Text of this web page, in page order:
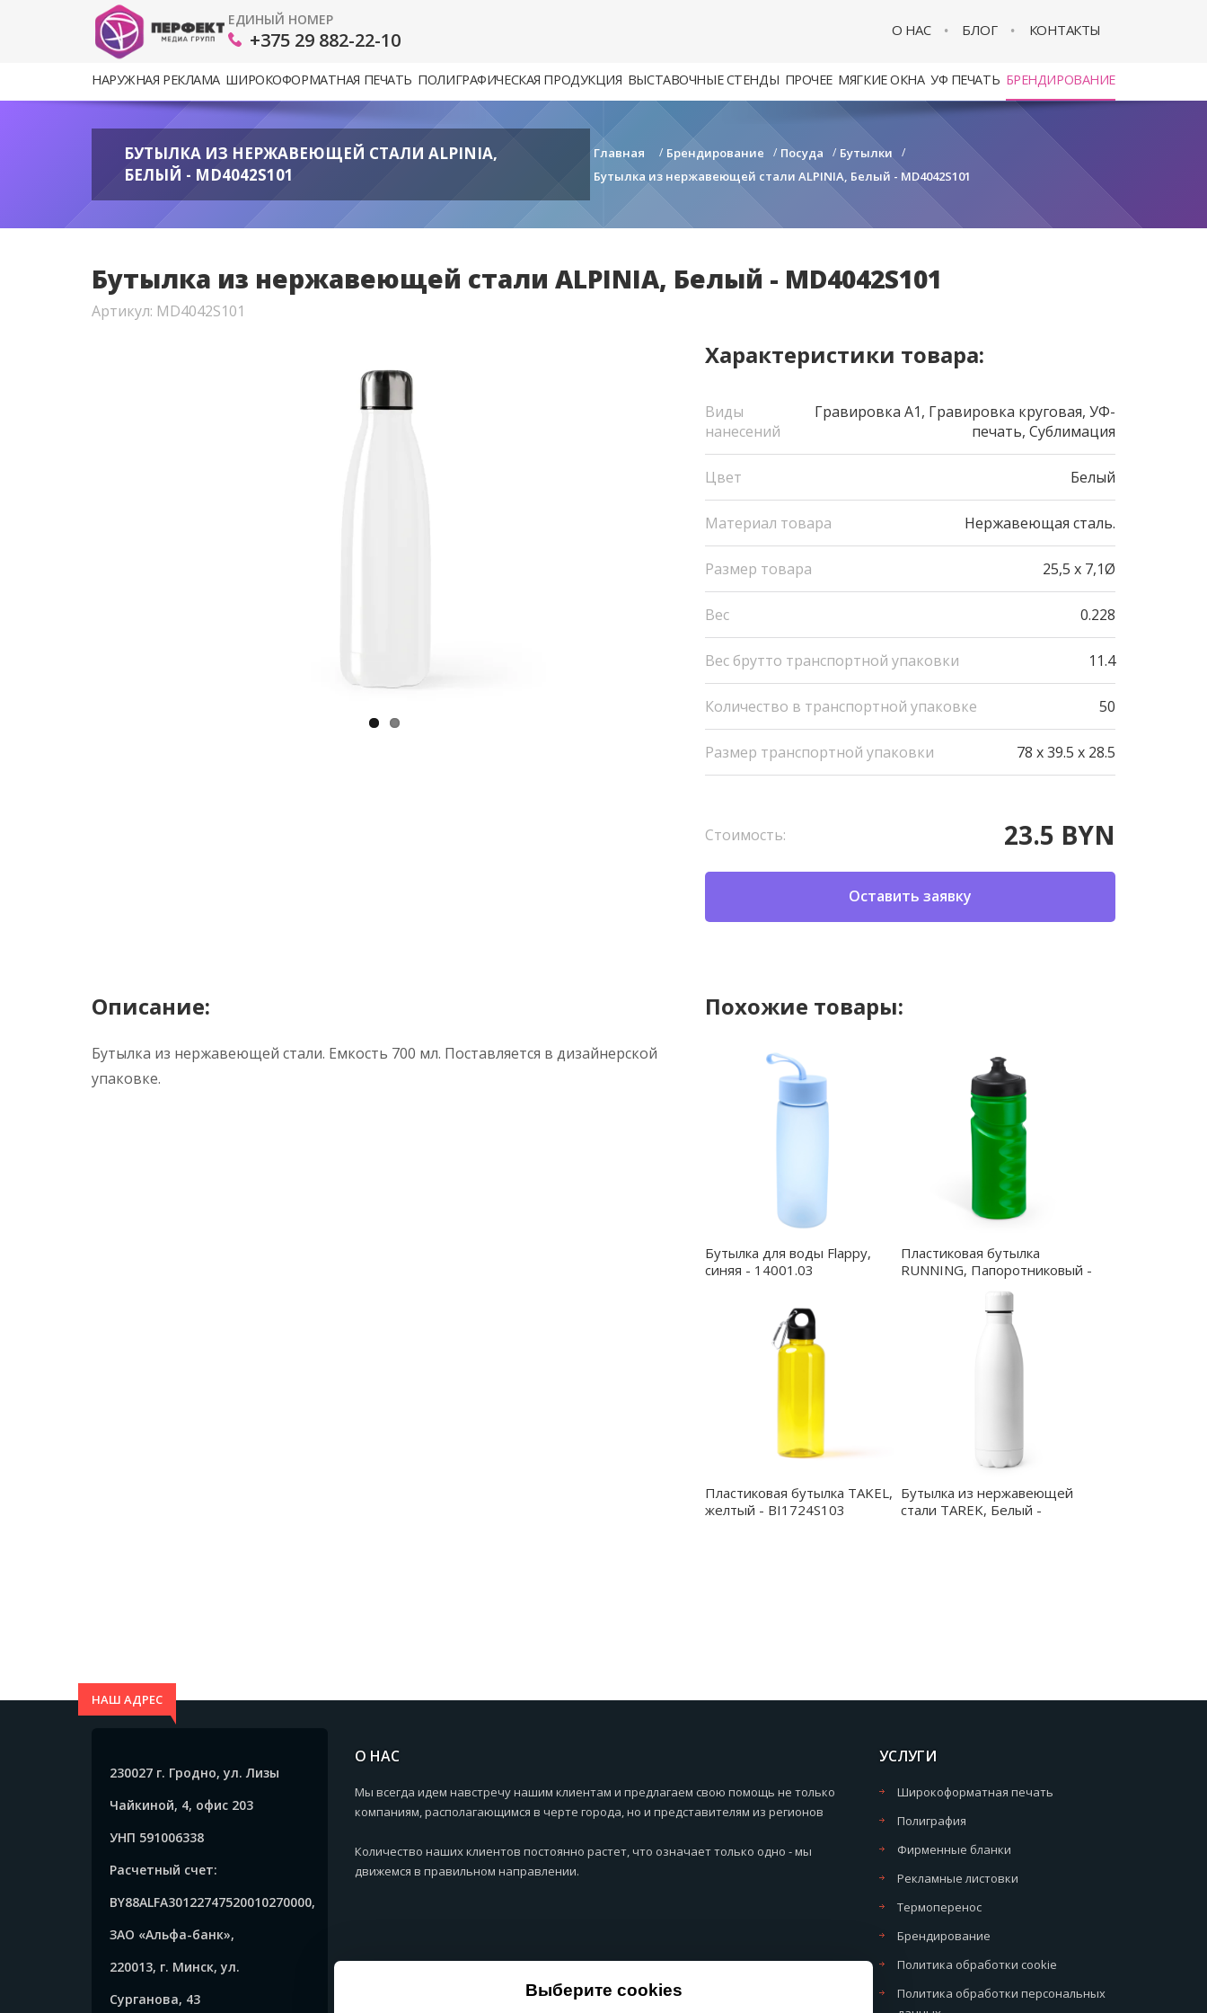
ЕДИНЫЙ НОМЕР
+375 29 882-22-10 О НАС БЛОГ КОНТАКТЫ
Выберите cookies
НАРУЖНАЯ РЕКЛАМА ШИРОКОФОРМАТНАЯ ПЕЧАТЬ ПОЛИГРАФИЧЕСКАЯ ПРОДУКЦИЯ ВЫСТАВОЧНЫЕ СТЕНДЫ ПРОЧЕЕ МЯГКИЕ ОКНА УФ ПЕЧАТЬ БРЕНДИРОВАНИЕ
БУТЫЛКА ИЗ НЕРЖАВЕЮЩЕЙ СТАЛИ ALPINIA,
БЕЛЫЙ - MD4042S101
Главная / Брендирование / Посуда / Бутылки /
Бутылка из нержавеющей стали ALPINIA, Белый - MD4042S101
Бутылка из нержавеющей стали ALPINIA, Белый - MD4042S101
Артикул: MD4042S101
Характеристики товара:
Виды
нанесений
Гравировка А1, Гравировка круговая, УФ-
печать, Сублимация
Цвет Белый
Материал товара Нержавеющая сталь.
Размер товара 25,5 х 7,1Ø
Вес 0.228
Вес брутто транспортной упаковки 11.4
Количество в транспортной упаковке 50
Размер транспортной упаковки 78 x 39.5 x 28.5
Стоимость: 23.5 BYN
Оставить заявку
Описание:
Бутылка из нержавеющей стали. Емкость 700 мл. Поставляется в дизайнерской
упаковке.
Похожие товары:
Бутылка для воды Flappy,
синяя - 14001.03
Пластиковая бутылка
RUNNING, Папоротниковый -
Пластиковая бутылка TAKEL,
желтый - BI1724S103
Бутылка из нержавеющей
стали TAREK, Белый -
НАШ АДРЕС
230027 г. Гродно, ул. Лизы
Чайкиной, 4, офис 203
УНП 591006338
Расчетный счет:
BY88ALFA30122747520010270000,
ЗАО «Альфа-банк»,
220013, г. Минск, ул.
Сурганова, 43
О НАС
Мы всегда идем навстречу нашим клиентам и предлагаем свою помощь не только
компаниям, располагающимся в черте города, но и представителям из регионов
Количество наших клиентов постоянно растет, что означает только одно - мы
движемся в правильном направлении.
УСЛУГИ
Широкоформатная печать
Полиграфия
Фирменные бланки
Рекламные листовки
Термоперенос
Брендирование
Политика обработки cookie
Политика обработки персональных